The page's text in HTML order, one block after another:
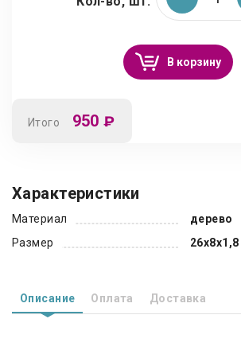
В корзину
Итого 950 ₽
Характеристики
Материал
дерево
Размер
Описание Оплата Доставка